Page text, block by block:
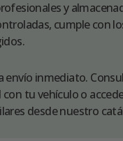
y
cumple con
envío inmediato.
tu vehículo o
desde nuestro